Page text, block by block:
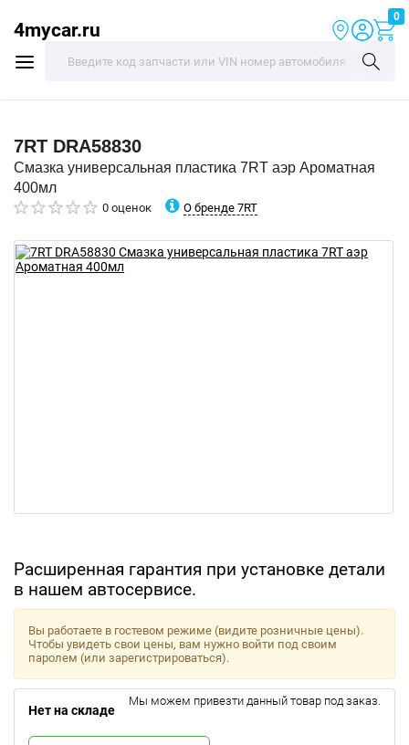
4mycar.ru
0
7RT DRA58830
Смазка универсальная пластика 7RT аэр Ароматная
400мл
0 оценок О бренде 7RT
Расширенная гарантия при установке детали
в нашем автосервисе.
Вы работаете в гостевом режиме (видите розничные цены).
Чтобы увидеть свои цены, вам нужно войти под своим
паролем (или зарегистрироваться).
Нет на складе
Мы можем привезти данный товар под заказ.